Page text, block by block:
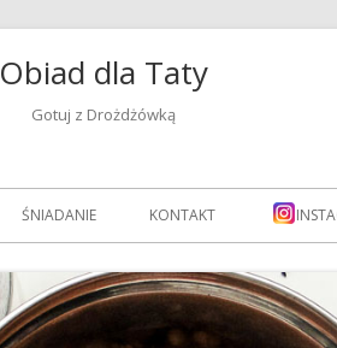
Obiad dla Taty
Gotuj z Drożdżówką
ŚNIADANIE KONTAKT